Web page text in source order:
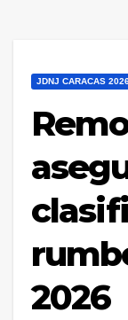
JDNJ CARACAS
2026